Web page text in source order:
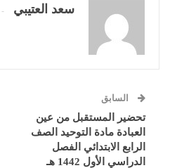
سعد العتيبي
السابق
تحضير المستقبل من عين
العبادة مادة التوحيد الصف
الرابع الابتدائي الفصل
الدراسي الأول 1442 هـ